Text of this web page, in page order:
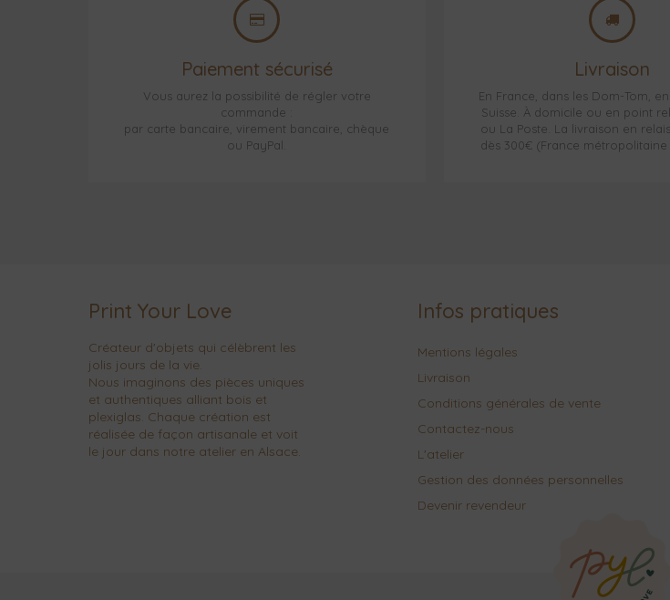
Paiement sécurisé
Vous aurez la possibilité de régler votre
commande :
par carte bancaire, virement bancaire, chèque
ou PayPal.
Livraison
En France, dans les Dom-Tom,
Suisse. À domicile ou en point
ou La Poste. La livraison en relais
dès 300€ (France
Print Your Love
Créateur d'objets qui célèbrent les
jolis jours de la vie.
Nous imaginons des pièces uniques
et authentiques alliant bois et
plexiglas. Chaque création est
réalisée de façon artisanale et voit
le jour dans notre atelier en Alsace.
Infos pratiques
Mentions légales
Livraison
Conditions générales de vente
Contactez-nous
L'atelier
Gestion des données personnelles
Devenir revendeur